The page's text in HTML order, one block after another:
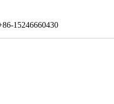
15246660430